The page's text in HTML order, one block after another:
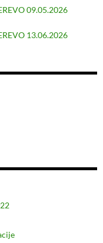
09.05.2026
13.06.2026